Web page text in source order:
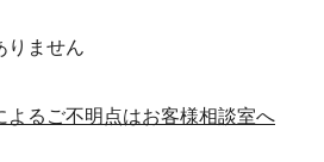
りません
よるご不明点はお客様相談室へ